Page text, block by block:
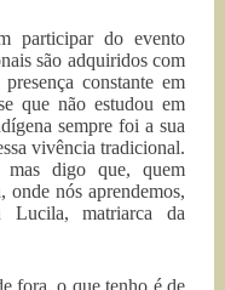
participar do evento
são adquiridos com
constante em
que não estudou em
sempre foi a sua
vivência tradicional.
mas digo que, quem
onde nós aprendemos,
Lucila, matriarca da
fora, o que tenho é de